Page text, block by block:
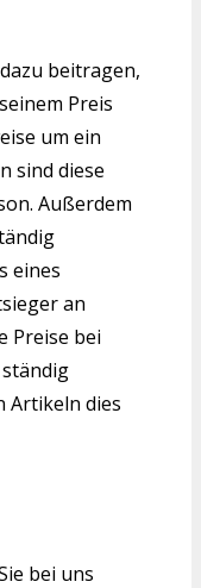
beitragen,
Preis
um ein
sind diese
Außerdem
eines
an
Preise bei
Artikeln dies
bei uns